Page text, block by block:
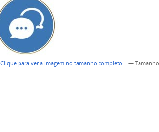
Clique para ver a imagem no tamanho completo… —Tamanho